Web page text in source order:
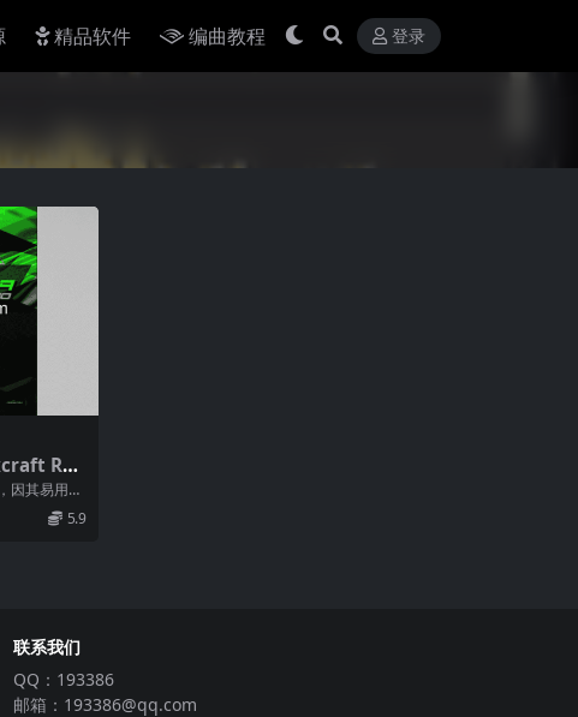
精品软件 编曲教程 登录
Rec
Build 63
因其易用性
...
5.9
联系我们
QQ：193386
邮箱：193386@qq.com